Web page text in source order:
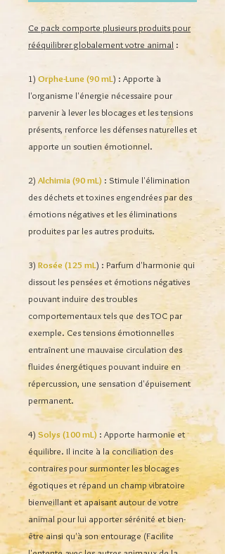
Ce pack comporte plusieurs produits pour
rééquilibrer globalement votre animal :
1) Orphe-Lune (90 mL) : Apporte à
l'organisme l'énergie nécessaire pour
parvenir à lever les blocages et les tensions
présents, renforce les défenses naturelles et
apporte un soutien émotionnel.
2) Alchimia (90 mL) : Stimule l'élimination
des déchets et toxines engendrées par des
émotions négatives et les éliminations
produites par les autres produits.
3) Rosée (125 mL) : Parfum d'harmonie qui
dissout les pensées et émotions négatives
pouvant induire des troubles
comportementaux tels que des TOC par
exemple. Ces tensions émotionnelles
entraînent une mauvaise circulation des
fluides énergétiques pouvant induire en
répercussion, une sensation d'épuisement
permanent.
4) Solys (100 mL) : Apporte harmonie et
équilibre. Il incite à la conciliation des
contraires pour surmonter les blocages
égotiques et répand un champ vibratoire
bienveillant et apaisant autour de votre
animal pour lui apporter sérénité et bien-
être ainsi qu'à son entourage (Facilite